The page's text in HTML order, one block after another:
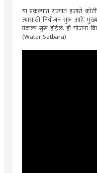
या प्रकल्पात राज्यात हजारो
त्यासाठी नियोजन सुरू आहे.
प्रकल्प सुरू होईल. ही योजना
(Water Satbara)